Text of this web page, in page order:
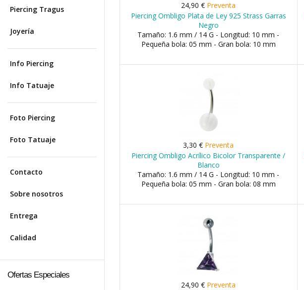
Piercing Tragus
Joyería
Info Piercing
Info Tatuaje
Foto Piercing
Foto Tatuaje
Contacto
Sobre nosotros
Entrega
Calidad
Ofertas Especiales
24,90 € Preventa
Piercing Ombligo Plata de Ley 925 Strass Garras
Negro
Tamaño: 1.6 mm / 14 G - Longitud: 10 mm -
Pequeña bola: 05 mm - Gran bola: 10 mm
3,30 € Preventa
Piercing Ombligo Acrílico Bicolor Transparente /
Blanco
Tamaño: 1.6 mm / 14 G - Longitud: 10 mm -
Pequeña bola: 05 mm - Gran bola: 08 mm
24,90 € Preventa